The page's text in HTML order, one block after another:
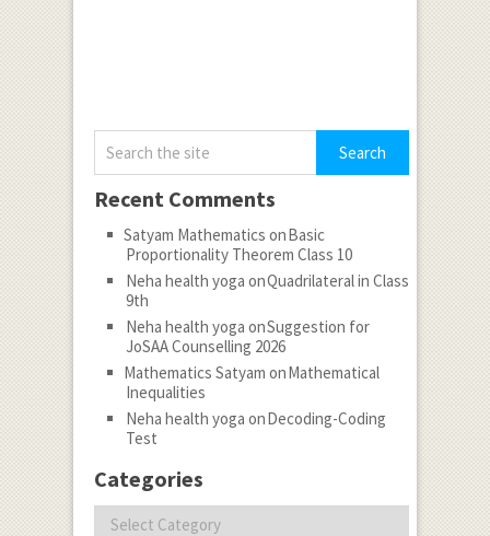
Recent Comments
Satyam Mathematics onBasic
Proportionality Theorem Class 10
Neha health yoga onQuadrilateral in Class
9th
Neha health yoga onSuggestion for
JoSAA Counselling 2026
Mathematics Satyam onMathematical
Inequalities
Neha health yoga onDecoding-Coding
Test
Categories
Categories